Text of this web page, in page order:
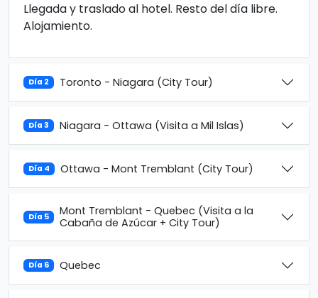
Llegada y traslado al hotel. Resto del día libre.
Alojamiento.
Día 2 Toronto - Niagara (City Tour)
Día 3 Niagara - Ottawa (Visita a Mil Islas)
Día 4 Ottawa - Mont Tremblant (City Tour)
Día 5
Mont Tremblant - Quebec (Visita a la
Cabaña de Azúcar + City Tour)
Día 6 Quebec